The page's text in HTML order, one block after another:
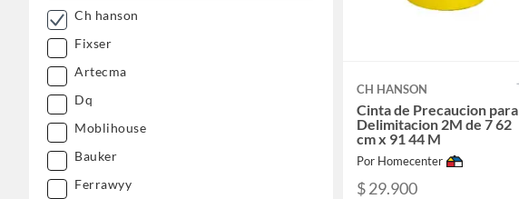
Ch hanson
Fixser
Artecma
Dq
Moblihouse
Bauker
Ferrawyy
CH HANSON
Cinta de Precaucion para
Delimitacion 2M de 7 62
cm x 91 44 M
Por Homecenter
$ 29.900